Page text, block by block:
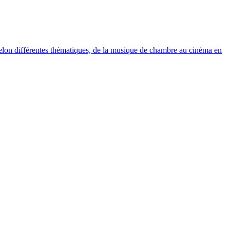
différentes thématiques, de la musique de chambre au cinéma en